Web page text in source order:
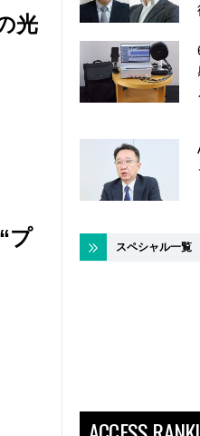
光
プ
スペシャル一覧